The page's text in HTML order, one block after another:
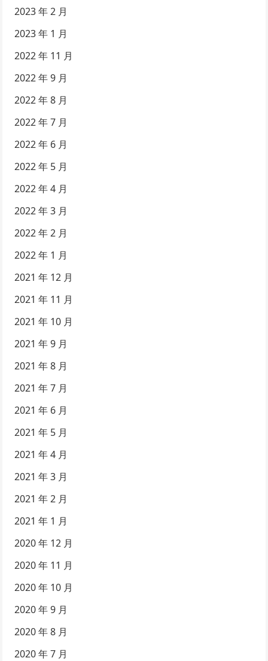
2023 年 2 月
2023 年 1 月
2022 年 11 月
2022 年 9 月
2022 年 8 月
2022 年 7 月
2022 年 6 月
2022 年 5 月
2022 年 4 月
2022 年 3 月
2022 年 2 月
2022 年 1 月
2021 年 12 月
2021 年 11 月
2021 年 10 月
2021 年 9 月
2021 年 8 月
2021 年 7 月
2021 年 6 月
2021 年 5 月
2021 年 4 月
2021 年 3 月
2021 年 2 月
2021 年 1 月
2020 年 12 月
2020 年 11 月
2020 年 10 月
2020 年 9 月
2020 年 8 月
2020 年 7 月